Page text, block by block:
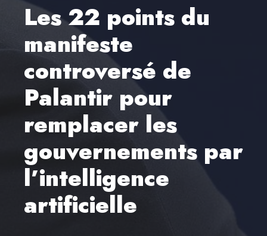
Les 22 points du
manifeste
controversé de
Palantir pour
remplacer les
gouvernements par
l’intelligence
artificielle